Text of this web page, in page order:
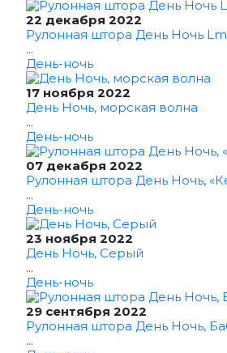
22 декабря 2022
Рулонная штора День Ночь
...
День-ночь
17 ноября 2022
День Ночь, морская волна
...
День-ночь
07 декабря 2022
Рулонная штора День Ночь,
...
День-ночь
23 ноября 2022
День Ночь, Серый
...
День-ночь
29 сентября 2022
Рулонная штора День Ночь,
...